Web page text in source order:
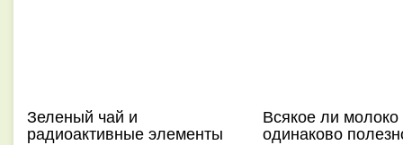
Зеленый чай и
радиоактивные элементы
Всякое ли молоко
одинаково